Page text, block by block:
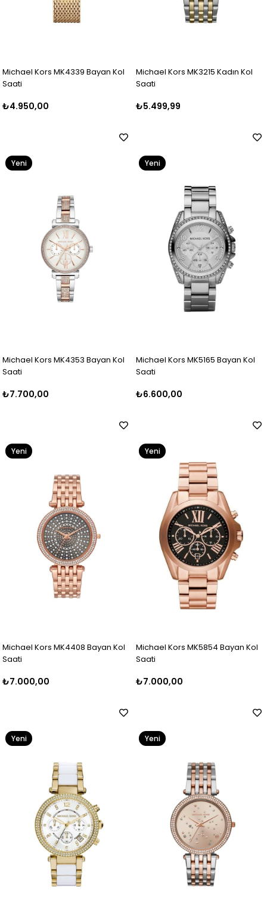
Michael Kors MK4339 Bayan Kol
Saati
₺4.950,00
Michael Kors MK3215 Kadın Kol
Saati
₺5.499,99
Michael Kors MK4353 Bayan Kol
Saati
₺7.700,00
Yeni
Michael Kors MK5165 Bayan Kol
Saati
₺6.600,00
Yeni
Michael Kors MK4408 Bayan Kol
Saati
₺7.000,00
Yeni
Michael Kors MK5854 Bayan Kol
Saati
₺7.000,00
Yeni
Yeni
Yeni